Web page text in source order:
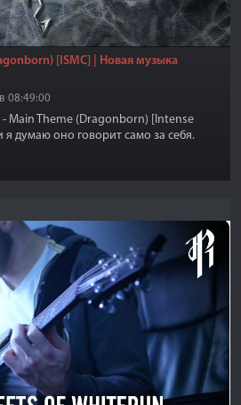
[ISMC] | Новая музыка
08:49:00
Main Theme (Dragonborn) [Intense
думаю оно говорит само за себя.